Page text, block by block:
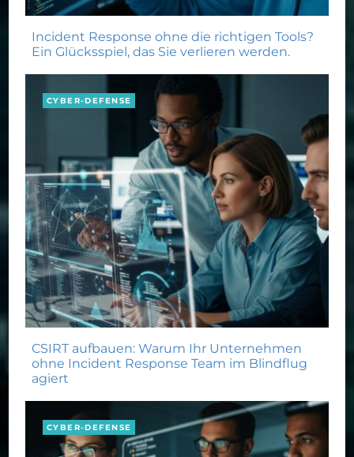
Incident Response ohne die richtigen Tools?
Ein Glücksspiel, das Sie verlieren werden.
CYBER-DEFENSE
CSIRT aufbauen: Warum Ihr Unternehmen
ohne Incident Response Team im Blindflug
agiert
CYBER-DEFENSE